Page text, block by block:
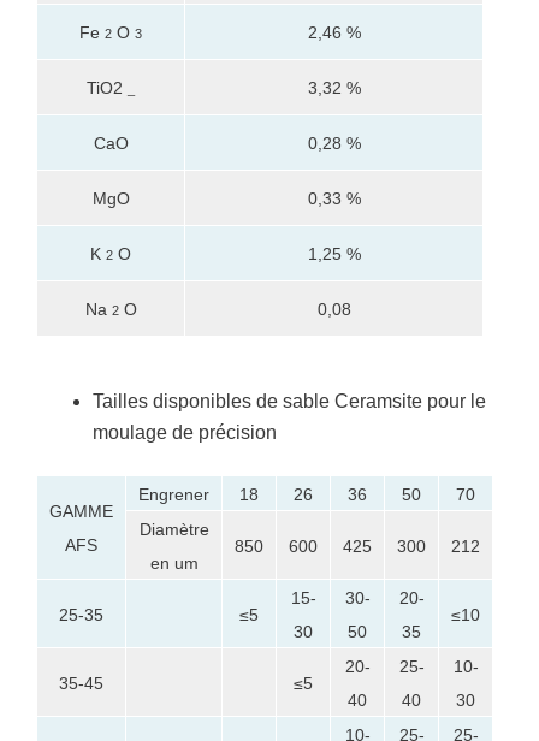
Fe 2 O 3 2,46 %
TiO2 3,32 %
CaO 0,28 %
MgO 0,33 %
K 2 O 1,25 %
Na 2O 0,08
Tailles disponibles de sable Ceramsite pour le
moulage de précision
GAMME
AFS
Engrener 18 26 36 50 70
Diamètre
en um
850 600 425 300 212
25-35 ≤5
15-
30
30-
50
20-
35
≤10
35-45 ≤5
20-
40
25-
40
10-
30
10- 25- 25-